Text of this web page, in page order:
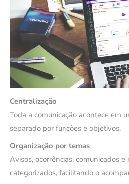
Centralização
Toda a comunicação acontece em
separado por funções e objetivos.
Organização por temas
Avisos, ocorrências, comunicados e
categorizados, facilitando o